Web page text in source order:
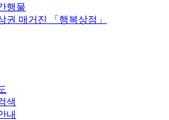
행물
권 매거진 「행복상점」
색
내